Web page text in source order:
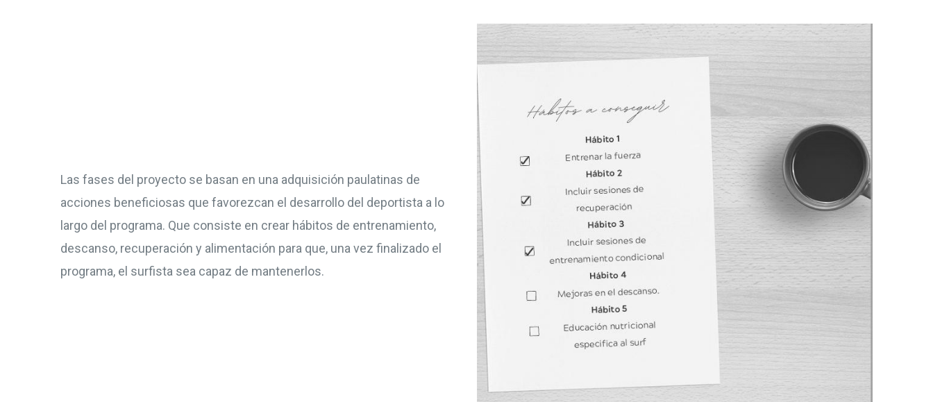
Las fases del proyecto se basan en una adquisición paulatinas de
acciones beneficiosas que favorezcan el desarrollo del deportista a lo
largo del programa. Que consiste en crear hábitos de entrenamiento,
descanso, recuperación y alimentación para que, una vez finalizado el
programa, el surfista sea capaz de mantenerlos.